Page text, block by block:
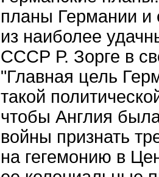
планы Германии и
из наиболее
СССР Р. Зорге в
"Главная цель
такой
чтобы Англия
войны признать
на гегемонию в